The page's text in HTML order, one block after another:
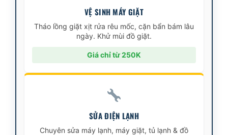
VỆ SINH MÁY GIẶT
Tháo lồng giặt xịt rửa rêu mốc, cặn bẩn bám lâu
ngày. Khử mùi đồ giặt.
Giá chỉ từ 250K
SỬA ĐIỆN LẠNH
Chuyên sửa máy lạnh, máy giặt, tủ lạnh & đồ